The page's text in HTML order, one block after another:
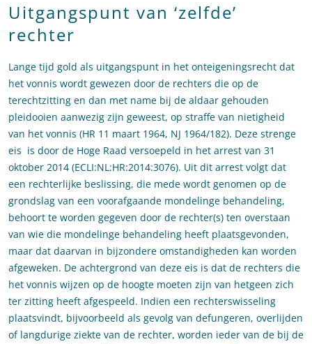
Uitgangspunt van ‘zelfde’
rechter
Lange tijd gold als uitgangspunt in het onteigeningsrecht dat
het vonnis wordt gewezen door de rechters die op de
terechtzitting en dan met name bij de aldaar gehouden
pleidooien aanwezig zijn geweest, op straffe van nietigheid
van het vonnis (HR 11 maart 1964, NJ 1964/182). Deze strenge
eis is door de Hoge Raad versoepeld in het arrest van 31
oktober 2014 (ECLI:NL:HR:2014:3076). Uit dit arrest volgt dat
een rechterlijke beslissing, die mede wordt genomen op de
grondslag van een voorafgaande mondelinge behandeling,
behoort te worden gegeven door de rechter(s) ten overstaan
van wie die mondelinge behandeling heeft plaatsgevonden,
maar dat daarvan in bijzondere omstandigheden kan worden
afgeweken. De achtergrond van deze eis is dat de rechters die
het vonnis wijzen op de hoogte moeten zijn van hetgeen zich
ter zitting heeft afgespeeld. Indien een rechterswisseling
plaatsvindt, bijvoorbeeld als gevolg van defungeren, overlijden
of langdurige ziekte van de rechter, worden ieder van de bij de